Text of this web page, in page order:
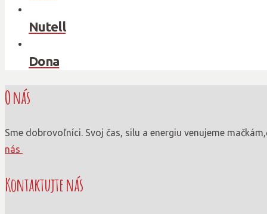
Nutell
Dona
O nás
Sme dobrovoľníci. Svoj čas, silu a energiu venujeme
nás
Kontaktujte nás